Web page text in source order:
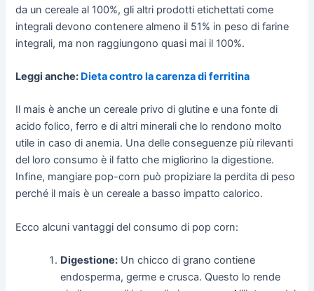
da un cereale al 100%, gli altri prodotti etichettati come
integrali devono contenere almeno il 51% in peso di farine
integrali, ma non raggiungono quasi mai il 100%.
Leggi anche: Dieta contro la carenza di ferritina
Il mais è anche un cereale privo di glutine e una fonte di
acido folico, ferro e di altri minerali che lo rendono molto
utile in caso di anemia. Una delle conseguenze più rilevanti
del loro consumo è il fatto che migliorino la digestione.
Infine, mangiare pop-corn può propiziare la perdita di peso
perché il mais è un cereale a basso impatto calorico.
Ecco alcuni vantaggi del consumo di pop corn:
Digestione: Un chicco di grano contiene
endosperma, germe e crusca. Questo lo rende